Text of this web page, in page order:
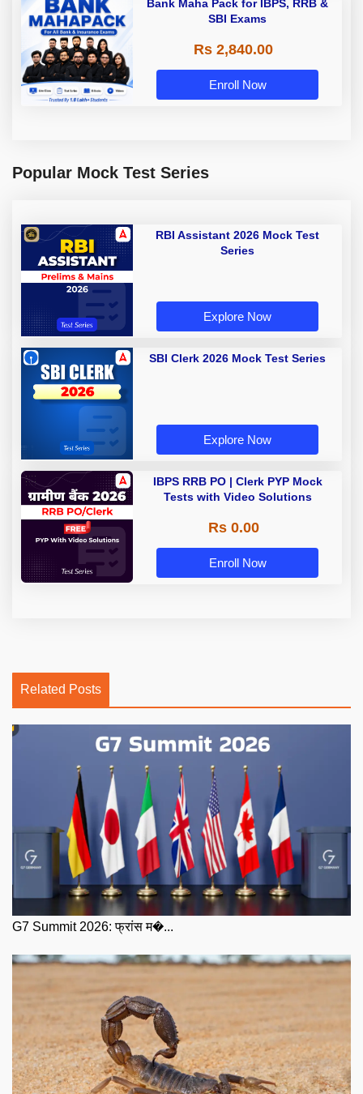
Bank Maha Pack for IBPS, RRB &
SBI Exams
Rs 2,840.00
Enroll Now
Popular Mock Test Series
RBI Assistant 2026 Mock Test
Series
Explore Now
SBI Clerk 2026 Mock Test Series
Explore Now
IBPS RRB PO | Clerk PYP Mock
Tests with Video Solutions
Rs 0.00
Enroll Now
Related Posts
G7 Summit 2026: फ्रांस म�...